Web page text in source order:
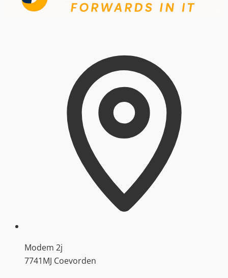
Modem 2j
7741MJ Coevorden